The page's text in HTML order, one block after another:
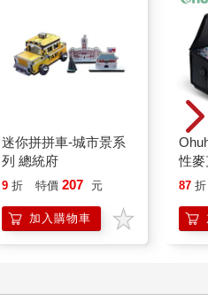
迷你拼拼車-城市景系
列 總統府
9 折 特價 207 元
加入購物車
性
87 折